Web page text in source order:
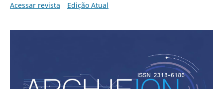
Acessar revista
Edição Atual